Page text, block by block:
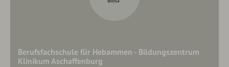
Berufsfachschule für Hebammen - Bildungszentrum
Klinikum Aschaffenburg